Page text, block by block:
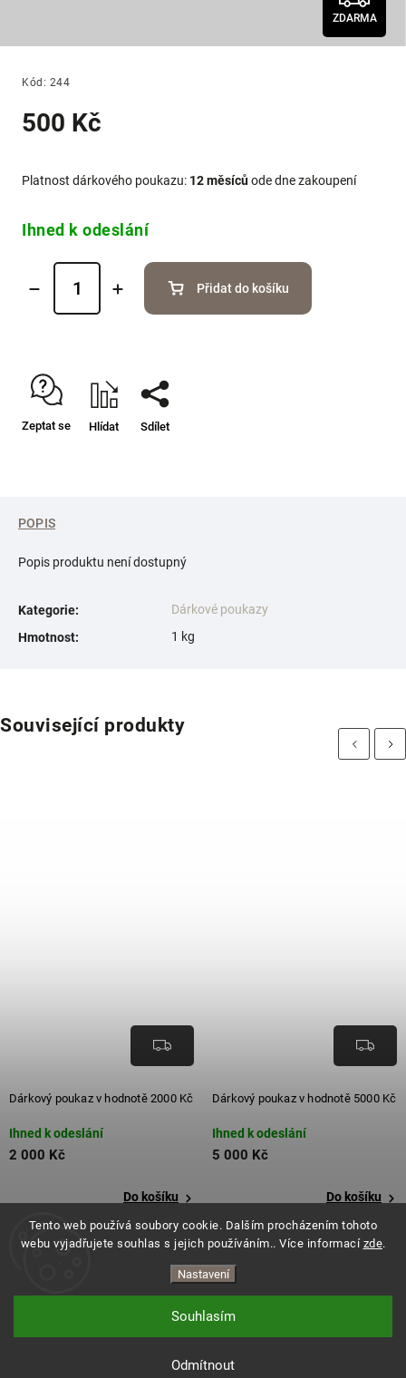
Tento web používá soubory cookie. Dalším procházením tohoto
webu vyjadřujete souhlas s jejich používáním.. Více informací zde.
Nastavení
Odmítnout
Souhlasím
ZDARMA
Kód: 244
500 Kč
Platnost dárkového poukazu: 12 měsícůode dne zakoupení
Ihned k odeslání
Přidat do košíku
Zeptat se Hlídat Sdílet
POPIS
Popis produktu není dostupný
Kategorie:
Dárkové poukazy
Hmotnost: 1 kg
Související produkty
Previous
Dárkový poukaz v hodnotě 2000 Kč
Ihned k odeslání
2 000 Kč
Do košíku
Dárkový poukaz v hodnotě 5000 Kč
Ihned k odeslání
5 000 Kč
Do košíku
Next
Vytvořil Shoptet
ES.LEVITATE. Všechna práva vyhrazena.